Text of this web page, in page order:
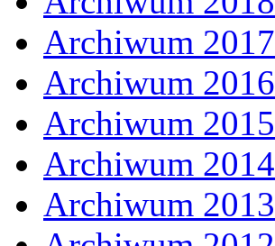
Archiwum 2017
Archiwum 2016
Archiwum 2015
Archiwum 2014
Archiwum 2013